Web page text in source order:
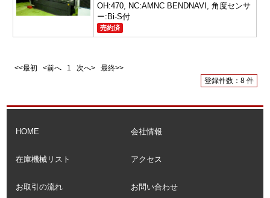
OH:470, NC:AMNC BENDNAVI, 角度センサ
ー:Bi-S付
売約済
<<最初 <前へ 1
次へ> 最終>>
登録件数：8 件
HOME
在庫機械リスト
お取引の流れ
会社情報
アクセス
お問い合わせ